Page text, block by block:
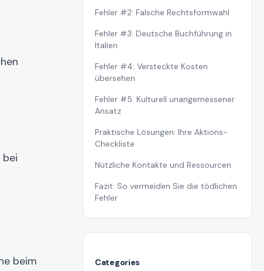
bei
beim
Fehler #2: Falsche Rechtsformwahl
Fehler #3: Deutsche Buchführung in
Italien
Fehler #4: Versteckte Kosten
übersehen
Fehler #5: Kulturell unangemessener
Ansatz
Praktische Lösungen: Ihre Aktions-
Checkliste
Nützliche Kontakte und Ressourcen
Fazit: So vermeiden Sie die tödlichen
Fehler
Categories